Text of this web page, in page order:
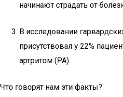
начинают страдать от
В исследовании
присутствовал у 22%
артритом (РА).
Что говорят нам эти факты?